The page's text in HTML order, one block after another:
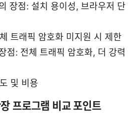
장점: 설치 용이성, 브라우저 단
트래픽 암호화 미지원 시 제한
점: 전체 트래픽 암호화, 더 강력
및 비용
프로그램 비교 포인트